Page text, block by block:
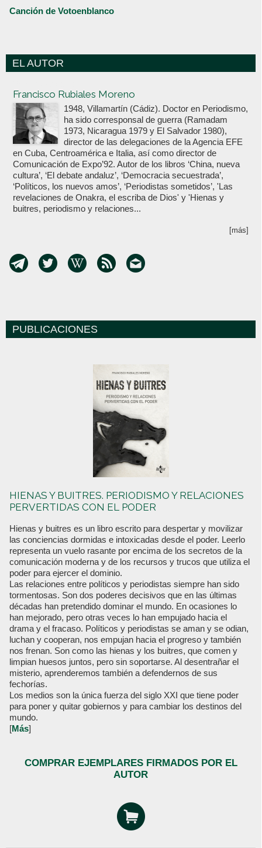
Canción de Votoenblanco
EL AUTOR
Francisco Rubiales Moreno
1948, Villamartín (Cádiz). Doctor en Periodismo,
ha sido corresponsal de guerra (Ramadam
1973, Nicaragua 1979 y El Salvador 1980),
director de las delegaciones de la Agencia EFE
en Cuba, Centroamérica e Italia, así como director de
Comunicación de Expo’92. Autor de los libros ‘China, nueva
cultura’, ‘El debate andaluz’, ‘Democracia secuestrada’,
‘Políticos, los nuevos amos’, ‘Periodistas sometidos’, 'Las
revelaciones de Onakra, el escriba de Dios' y 'Hienas y
buitres, periodismo y relaciones...
[más]
PUBLICACIONES
HIENAS Y BUITRES. PERIODISMO Y RELACIONES
PERVERTIDAS CON EL PODER
Hienas y buitres es un libro escrito para despertar y movilizar
las conciencias dormidas e intoxicadas desde el poder. Leerlo
representa un vuelo rasante por encima de los secretos de la
comunicación moderna y de los recursos y trucos que utiliza el
poder para ejercer el dominio.
Las relaciones entre políticos y periodistas siempre han sido
tormentosas. Son dos poderes decisivos que en las últimas
décadas han pretendido dominar el mundo. En ocasiones lo
han mejorado, pero otras veces lo han empujado hacia el
drama y el fracaso. Políticos y periodistas se aman y se odian,
luchan y cooperan, nos empujan hacia el progreso y también
nos frenan. Son como las hienas y los buitres, que comen y
limpian huesos juntos, pero sin soportarse. Al desentrañar el
misterio, aprenderemos también a defendernos de sus
fechorías.
Los medios son la única fuerza del siglo XXI que tiene poder
para poner y quitar gobiernos y para cambiar los destinos del
mundo.
[Más]
COMPRAR EJEMPLARES FIRMADOS POR EL
AUTOR